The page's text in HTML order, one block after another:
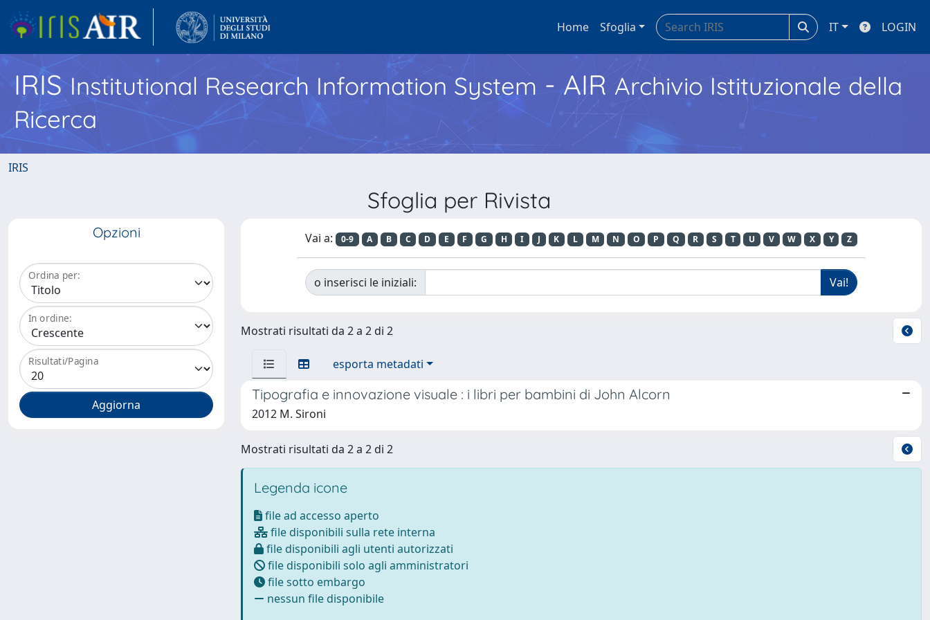
Home Sfoglia IT LOGIN
IRISInstitutional Research Information System - AIR Archivio Istituzionale della
Ricerca
IRIS
Sfoglia per Rivista
Opzioni
Ordina per:
In ordine:
Risultati/Pagina
Vai a: 0-9 A B C D E F G H I J K L M N O P Q R S T U V W X Y Z
o inserisci le iniziali:
Mostrati risultati da 2 a 2 di 2
esporta metadati
Tipografia e innovazione visuale : i libri per bambini di John Alcorn
2012 M. Sironi
Mostrati risultati da 2 a 2 di 2
Legenda icone
file ad accesso aperto
file disponibili sulla rete interna
file disponibili agli utenti autorizzati
file disponibili solo agli amministratori
file sotto embargo
nessun file disponibile